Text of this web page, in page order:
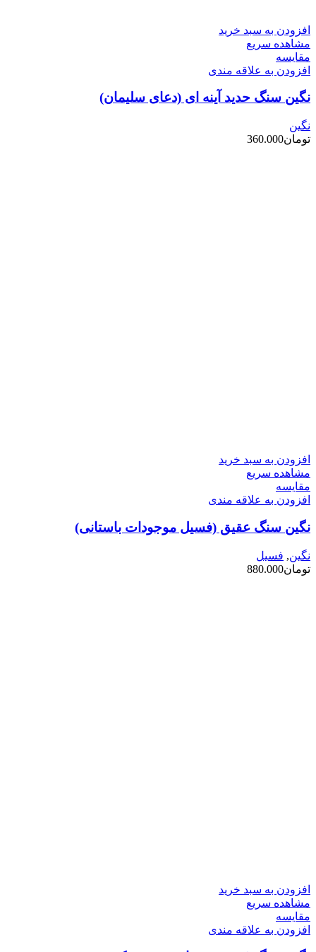
افزودن به سبد خرید
مشاهده سریع
مقایسه
افزودن به علاقه مندی
نگین سنگ حدید آینه ای (دعای سلیمان)
نگین
تومان360.000
افزودن به سبد خرید
مشاهده سریع
مقایسه
افزودن به علاقه مندی
نگین سنگ عقیق (فسیل موجودات باستانی)
نگین, فسیل
تومان880.000
افزودن به سبد خرید
مشاهده سریع
مقایسه
افزودن به علاقه مندی